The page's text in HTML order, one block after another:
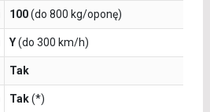
100(do 800 kg/oponę)
Y(do 300 km/h)
Tak
Tak(*)